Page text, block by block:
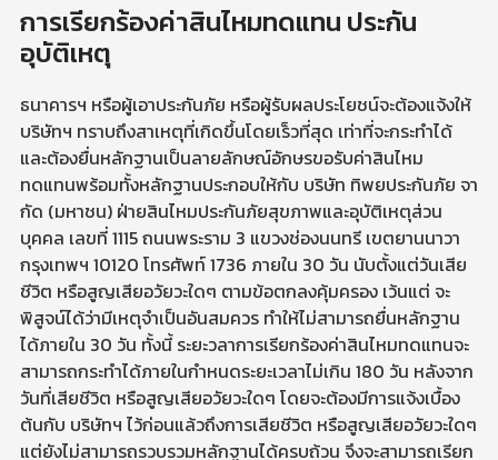
การเรียกร้องค่าสินไหมทดแทน ประกัน
อุบัติเหตุ
ธนาคารฯ หรือผู้เอาประกันภัย หรือผู้รับผลประโยชน์จะต้องแจ้งให้
บริษัทฯ ทราบถึงสาเหตุที่เกิดขึ้นโดยเร็วที่สุด เท่าที่จะกระทำได้
และต้องยื่นหลักฐานเป็นลายลักษณ์อักษรขอรับค่าสินไหม
ทดแทนพร้อมทั้งหลักฐานประกอบให้กับ บริษัท ทิพยประกันภัย จา
กัด (มหาชน) ฝ่ายสินไหมประกันภัยสุขภาพและอุบัติเหตุส่วน
บุคคล เลขที่ 1115 ถนนพระราม 3 แขวงช่องนนทรี เขตยานนาวา
กรุงเทพฯ 10120 โทรศัพท์ 1736 ภายใน 30 วัน นับตั้งแต่วันเสีย
ชีวิต หรือสูญเสียอวัยวะใดๆ ตามข้อตกลงคุ้มครอง เว้นแต่ จะ
พิสูจน์ได้ว่ามีเหตุจำเป็นอันสมควร ทำให้ไม่สามารถยื่นหลักฐาน
ได้ภายใน 30 วัน ทั้งนี้ ระยะวลาการเรียกร้องค่าสินไหมทดแทนจะ
สามารถกระทำได้ภายในกำหนดระยะเวลาไม่เกิน 180 วัน หลังจาก
วันที่เสียชีวิต หรือสูญเสียอวัยวะใดๆ โดยจะต้องมีการแจ้งเบื้อง
ต้นกับ บริษัทฯ ไว้ก่อนแล้วถึงการเสียชีวิต หรือสูญเสียอวัยวะใดๆ
แต่ยังไม่สามารถรวบรวมหลักฐานได้ครบถ้วน จึงจะสามารถเรียก